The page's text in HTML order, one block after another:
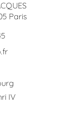
Paris
IV